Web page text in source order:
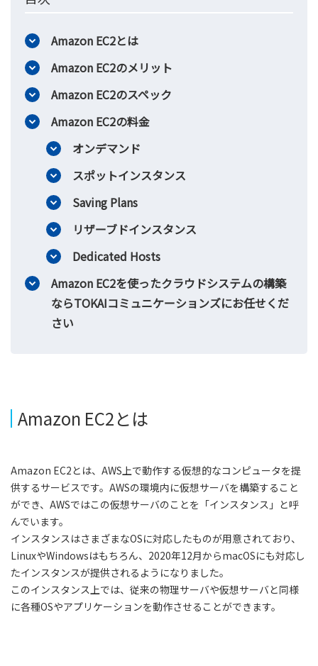
Amazon EC2とは
Amazon EC2のメリット
Amazon EC2のスペック
Amazon EC2の料金
オンデマンド
スポットインスタンス
Saving Plans
リザーブドインスタンス
Dedicated Hosts
Amazon EC2を使ったクラウドシステムの構築
ならTOKAIコミュニケーションズにお任せくだ
さい
Amazon EC2とは
Amazon EC2とは、AWS上で動作する仮想的なコンピュータを提
供するサービスです。AWSの環境内に仮想サーバを構築すること
ができ、AWSではこの仮想サーバのことを「インスタンス」と呼
んでいます。
インスタンスはさまざまなOSに対応したものが用意されており、
LinuxやWindowsはもちろん、2020年12月からmacOSにも対応し
たインスタンスが提供されるようになりました。
このインスタンス上では、従来の物理サーバや仮想サーバと同様
に各種OSやアプリケーションを動作させることができます。